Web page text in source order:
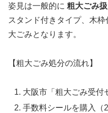
姿見は一般的に 粗大ごみ
スタンド付きタイプ、木
大ごみとなります。
【粗大ごみ処分の流れ】
大阪市「粗大ごみ受付
手数料シールを購入（